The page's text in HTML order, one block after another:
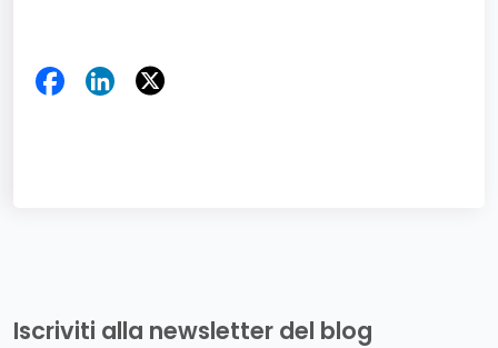
Iscriviti alla newsletter del blog